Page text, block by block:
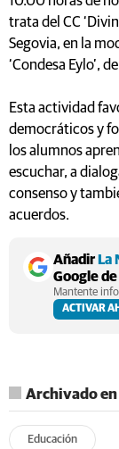
trata del CC
Segovia, en la
‘Condesa Eylo’,
Esta actividad
democráticos y
los alumnos
escuchar, a
consenso y
acuerdos.
AñadirLa
Google
Mantente
ACTIVAR
Archivado en
Educación